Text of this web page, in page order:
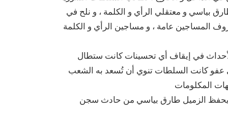
بياسي و معتقلي الرأي و الكلمة ، و نلح في
المساجين عامة ، و مساجين الرأي و الكلمة
في إيقاف أي تحسينات كانت ستطال
عفو كانت السلطات تنوي أن تُسعد به الشعب
يحفظ الزميل طارق بياسي من حادث سجن